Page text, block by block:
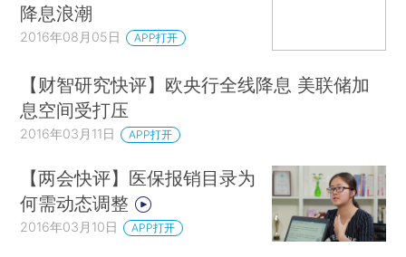
降息浪潮
2016年08月05日 APP打开
【财智研究快评】欧央行全线降息 美联储加
息空间受打压
2016年03月11日 APP打开
【两会快评】医保报销目录为
何需动态调整
2016年03月10日 APP打开